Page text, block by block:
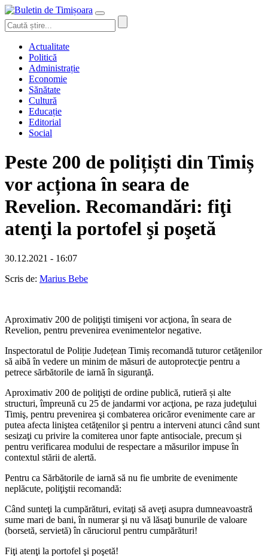
Actualitate
Politică
Administrație
Economie
Sănătate
Cultură
Educație
Editorial
Social
Peste 200 de polițiști din Timiș
vor acționa în seara de
Revelion. Recomandări: fiţi
atenţi la portofel şi poşetă
30.12.2021 - 16:07
Scris de: Marius Bebe
Aproximativ 200 de poliţişti timişeni vor acţiona, în seara de
Revelion, pentru prevenirea evenimentelor negative.
Inspectoratul de Poliție Județean Timiș recomandă tuturor cetăţenilor
să aibă în vedere un minim de măsuri de autoprotecţie pentru a
petrece sărbătorile de iarnă în siguranţă.
Aproximativ 200 de poliţişti de ordine publică, rutieră și alte
structuri, împreună cu 25 de jandarmi vor acţiona, pe raza judeţului
Timiş, pentru prevenirea şi combaterea oricăror evenimente care ar
putea afecta liniştea cetăţenilor şi pentru a interveni atunci când sunt
sesizaţi cu privire la comiterea unor fapte antisociale, precum și
pentru verificarea modului de respectare a măsurilor impuse în
contextul stării de alertă.
Pentru ca Sărbătorile de iarnă să nu fie umbrite de evenimente
neplăcute, poliţiştii recomandă:
Când sunteţi la cumpărături, evitaţi să aveţi asupra dumneavoastră
sume mari de bani, în numerar şi nu vă lăsaţi bunurile de valoare
(borsetă, servietă) în căruciorul pentru cumpărături!
Fiţi atenţi la portofel şi poşetă!